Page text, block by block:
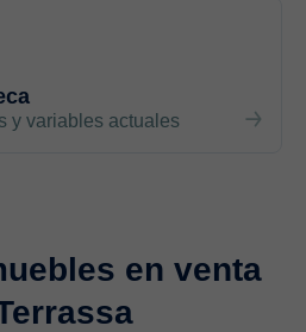
y variables actuales
en venta